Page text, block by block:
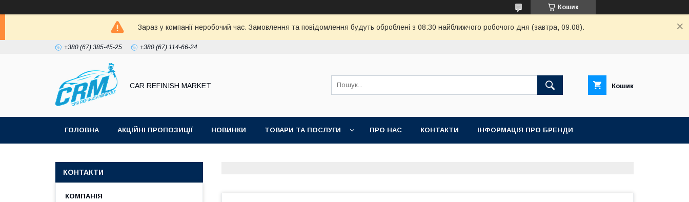
Кошик
Зараз у компанії неробочий час. Замовлення та повідомлення будуть оброблені з 08:30 найближчого робочого дня (завтра, 09.08).
+380 (67) 385-45-25 +380 (67) 114-66-24
CAR REFINISH MARKET Кошик
ГОЛОВНА АКЦІЙНІ ПРОПОЗИЦІЇ НОВИНКИ ТОВАРИ ТА ПОСЛУГИ ПРО НАС КОНТАКТИ ІНФОРМАЦІЯ ПРО БРЕНДИ
КОНТАКТИ